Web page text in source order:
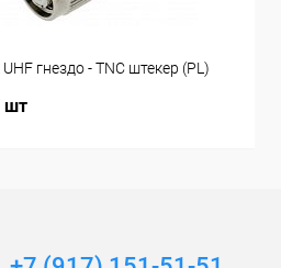
гнездо - TNC штекер (PL)
шт